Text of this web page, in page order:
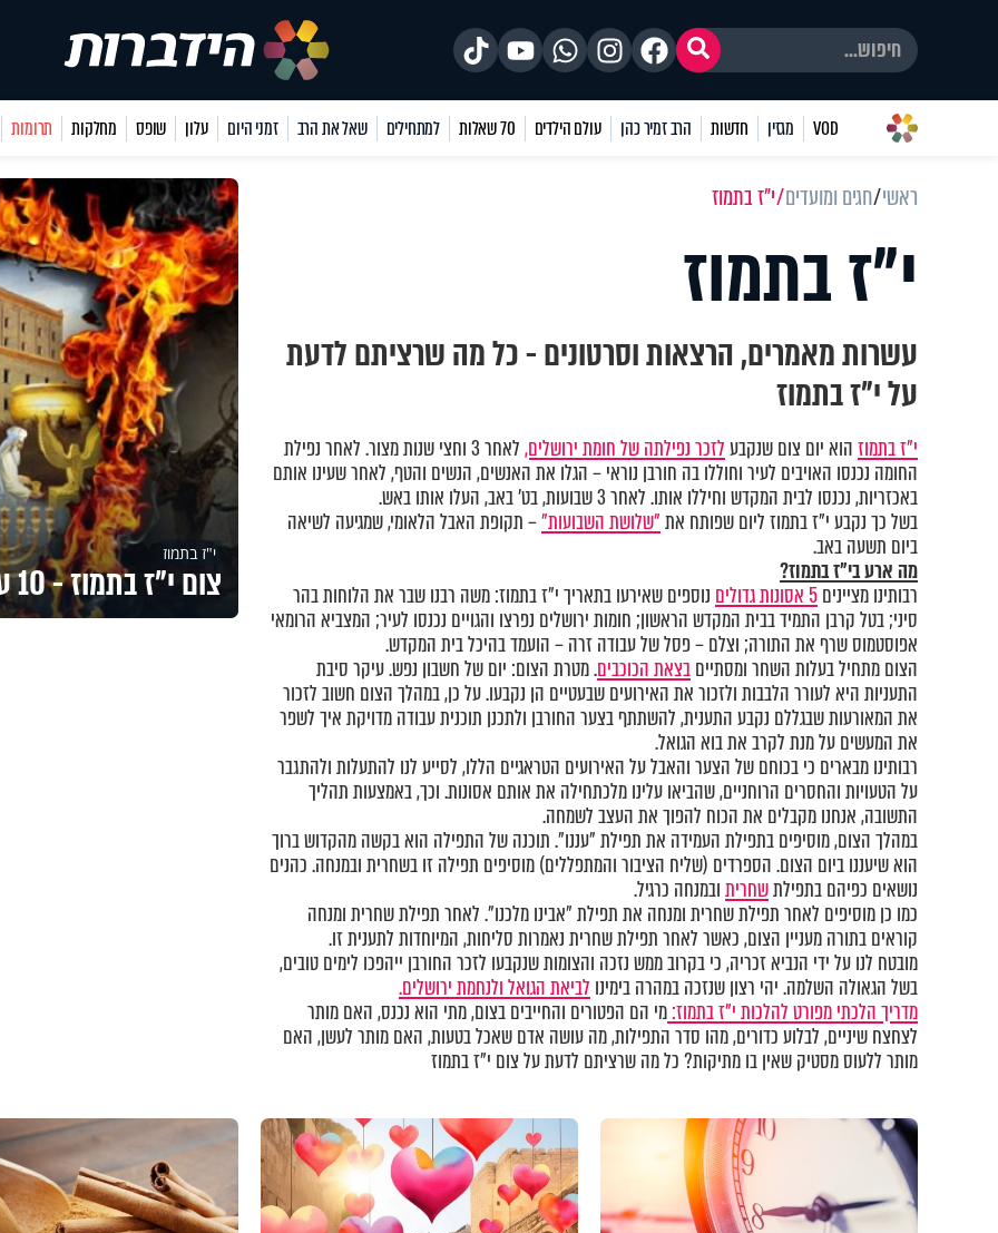
VOD מגזין חדשות הרב זמיר כהן עולם הילדים 70 שאלות למתחילים שאל את הרב זמני היום עלון שופס מחלקות תרומות
ראשי חגים ומועדים י"ז בתמוז
י"ז בתמוז
עשרות מאמרים, הרצאות וסרטונים - כל מה שרציתם לדעת
על י"ז בתמוז
י"ז בתמוזהוא יום צום שנקבעלזכר נפילתה של חומת ירושלים,
לאחר 3 וחצי שנות מצור. לאחר נפילת
החומה נכנסו האויבים לעיר וחוללו בה חורבן נוראי – הגלו את האנשים, הנשים והטף, לאחר שעינו אותם
באכזריות, נכנסו לבית המקדש וחיללו אותו. לאחר 3 שבועות, בט' באב, העלו אותו באש.
בשל כך נקבע י"ז בתמוז ליום שפותח את"שלושת השבועות"– תקופת האבל הלאומי, שמגיעה לשיאה
ביום תשעה באב.
מה ארע בי"ז בתמוז?
רבותינו מציינים5 אסונות גדולים
נוספים שאירעו בתאריך י"ז בתמוז: משה רבנו שבר את הלוחות בהר
סיני; בטל קרבן התמיד בבית המקדש הראשון; חומות ירושלים נפרצו והגויים נכנסו לעיר; המצביא הרומאי
אפוסטמוס שרף את התורה; וצלם – פסל של עבודה זרה – הועמד בהיכל בית המקדש.
הצום מתחיל בעלות השחר ומסתייםבצאת הכוכבים. מטרת הצום: יום של חשבון נפש. עיקר סיבת
התעניות היא לעורר הלבבות ולזכור את האירועים שבעטיים הן נקבעו. על כן, במהלך הצום חשוב לזכור
את המאורעות שבגללם נקבע התענית, להשתתף בצער החורבן ולתכנן תוכנית עבודה מדויקת איך לשפר
את המעשים על מנת לקרב את בוא הגואל.
רבותינו מבארים כי בכוחם של הצער והאבל על האירועים הטראגיים הללו, לסייע לנו להתעלות ולהתגבר
על הטעויות והחסרים הרוחניים, שהביאו עלינו מלכתחילה את אותם אסונות. וכך, באמצעות תהליך
התשובה, אנחנו מקבלים את הכוח להפוך את העצב לשמחה.
במהלך הצום, מוסיפים בתפילת העמידה את תפילת "עננו". תוכנה של התפילה הוא בקשה מהקדוש ברוך
הוא שיעננו ביום הצום. הספרדים (שליח הציבור והמתפללים) מוסיפים תפילה זו בשחרית ובמנחה. כהנים
נושאים כפיהם בתפילתשחריתובמנחה כרגיל.
כמו כן מוסיפים לאחר תפילת שחרית ומנחה את תפילת "אבינו מלכנו". לאחר תפילת שחרית ומנחה
קוראים בתורה מעניין הצום, כאשר לאחר תפילת שחרית נאמרות סליחות, המיוחדות לתענית זו.
מובטח לנו על ידי הנביא זכריה, כי בקרוב ממש נזכה והצומות שנקבעו לזכר החורבן ייהפכו לימים טובים,
בשל הגאולה השלמה. יהי רצון שנזכה במהרה בימינו לביאת הגואל ולנחמת ירושלים.
מדריך הלכתי מפורט להלכות י"ז בתמוז:מי הם הפטורים והחייבים בצום, מתי הוא נכנס, האם מותר
לצחצח שיניים, לבלוע כדורים, מהו סדר התפילות, מה עושה אדם שאכל בטעות, האם מותר לעשן, האם
מותר ללעוס מסטיק שאין בו מתיקות? כל מה שרציתם לדעת על צום י"ז בתמוז
י"ז בתמוז
צום י"ז בתמוז - 10 עובדות על תענית י"ז בתמוז